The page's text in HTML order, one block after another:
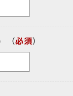
（必須）